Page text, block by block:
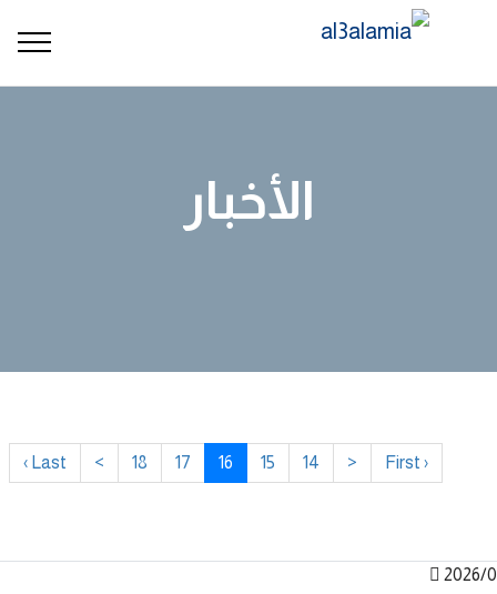
الأخبار
2026/
‹ First
<
14
15
16
17
18
>
Last ›